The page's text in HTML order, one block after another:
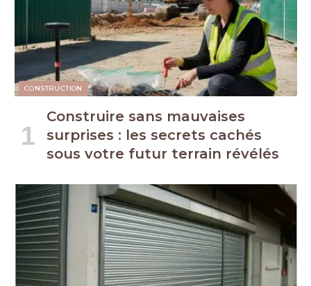
CONSTRUCTION
Construire sans mauvaises
surprises : les secrets cachés
sous votre futur terrain révélés